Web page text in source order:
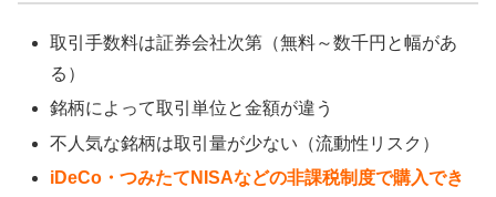
取引手数料は証券会社次第（無料～数千円と幅があ
る）
銘柄によって取引単位と金額が違う
不人気な銘柄は取引量が少ない（流動性リスク）
iDeCo・つみたてNISAなどの非課税制度で購入でき